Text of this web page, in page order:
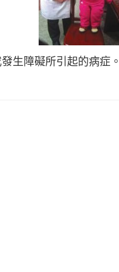
生障礙所引起的病症